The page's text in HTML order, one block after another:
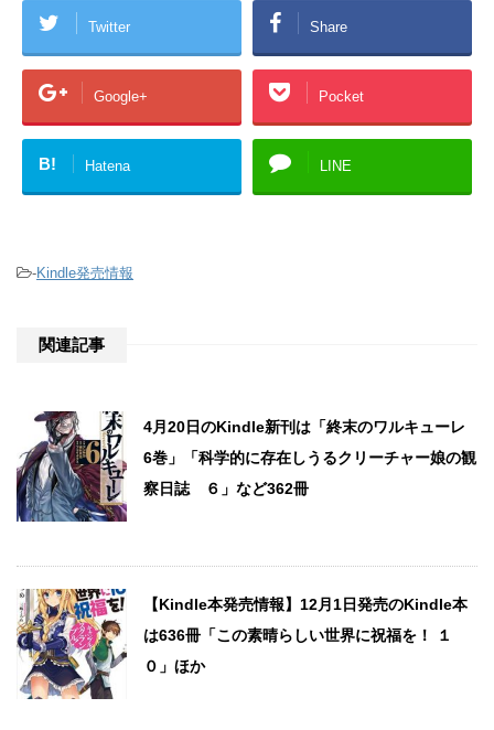
Twitter Share
Google+ Pocket
B! Hatena LINE
-Kindle発売情報
関連記事
4月20日のKindle新刊は「終末のワルキューレ
6巻」「科学的に存在しうるクリーチャー娘の観
察日誌 ６」など362冊
【Kindle本発売情報】12月1日発売のKindle本
は636冊「この素晴らしい世界に祝福を！ １
０」ほか